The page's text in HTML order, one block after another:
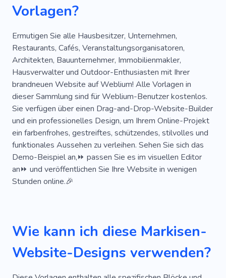
Bauherren
Wiederherstellung
Wasserhahn
Abschluss
Akademie
Immobilienentwicklung
Windmühle
Aufzug
Dach Im Bau
Außen
Bodenbelag
Herstellung
Wiederaufbau
Geometrie
Eigentumsfälle
Installation Von Rollrasen
Stahl
Eisen
Webentwicklung
Technologie
Beratung
Bequemlichkeit
Minimalismus
Vorlagen?
Ermutigen Sie alle Hausbesitzer, Unternehmen,
Restaurants, Cafés, Veranstaltungsorganisatoren,
Architekten, Bauunternehmer, Immobilienmakler,
Hausverwalter und Outdoor-Enthusiasten mit Ihrer
brandneuen Website auf Weblium! Alle Vorlagen in
dieser Sammlung sind für Weblium-Benutzer kostenlos.
Sie verfügen über einen Drag-and-Drop-Website-Builder
und ein professionelles Design, um Ihrem Online-Projekt
ein farbenfrohes, gestreiftes, schützendes, stilvolles und
funktionales Aussehen zu verleihen. Sehen Sie sich das
Demo-Beispiel an,⏩ passen Sie es im visuellen Editor
an⏩ und veröffentlichen Sie Ihre Website in wenigen
Stunden online.🎉
Wie kann ich diese Markisen-
Website-Designs verwenden?